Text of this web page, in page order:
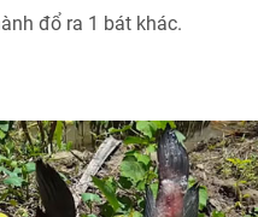
đổ ra 1 bát khác.